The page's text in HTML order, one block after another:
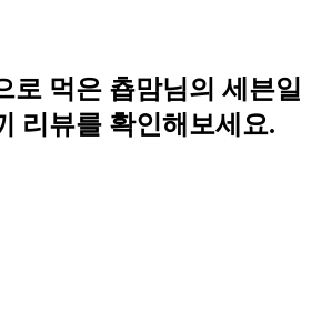
로 먹은 춉맘님의 세븐일
리뷰를 확인해보세요.